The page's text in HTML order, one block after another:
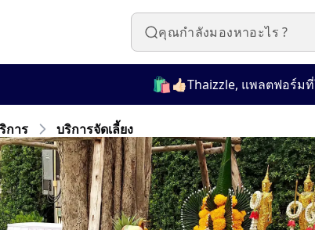
👍🏻Thaizzle, แพลตฟอร์มที่ใช้
การ บริการจัดเลี้ยง